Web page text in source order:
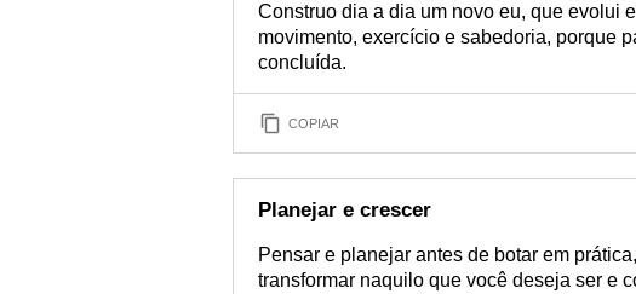
Construo dia a dia um novo eu, que evolui
movimento, exercício e sabedoria, porque
concluída.
COPIAR
Planejar e crescer
Pensar e planejar antes de botar em
transformar naquilo que você deseja ser e